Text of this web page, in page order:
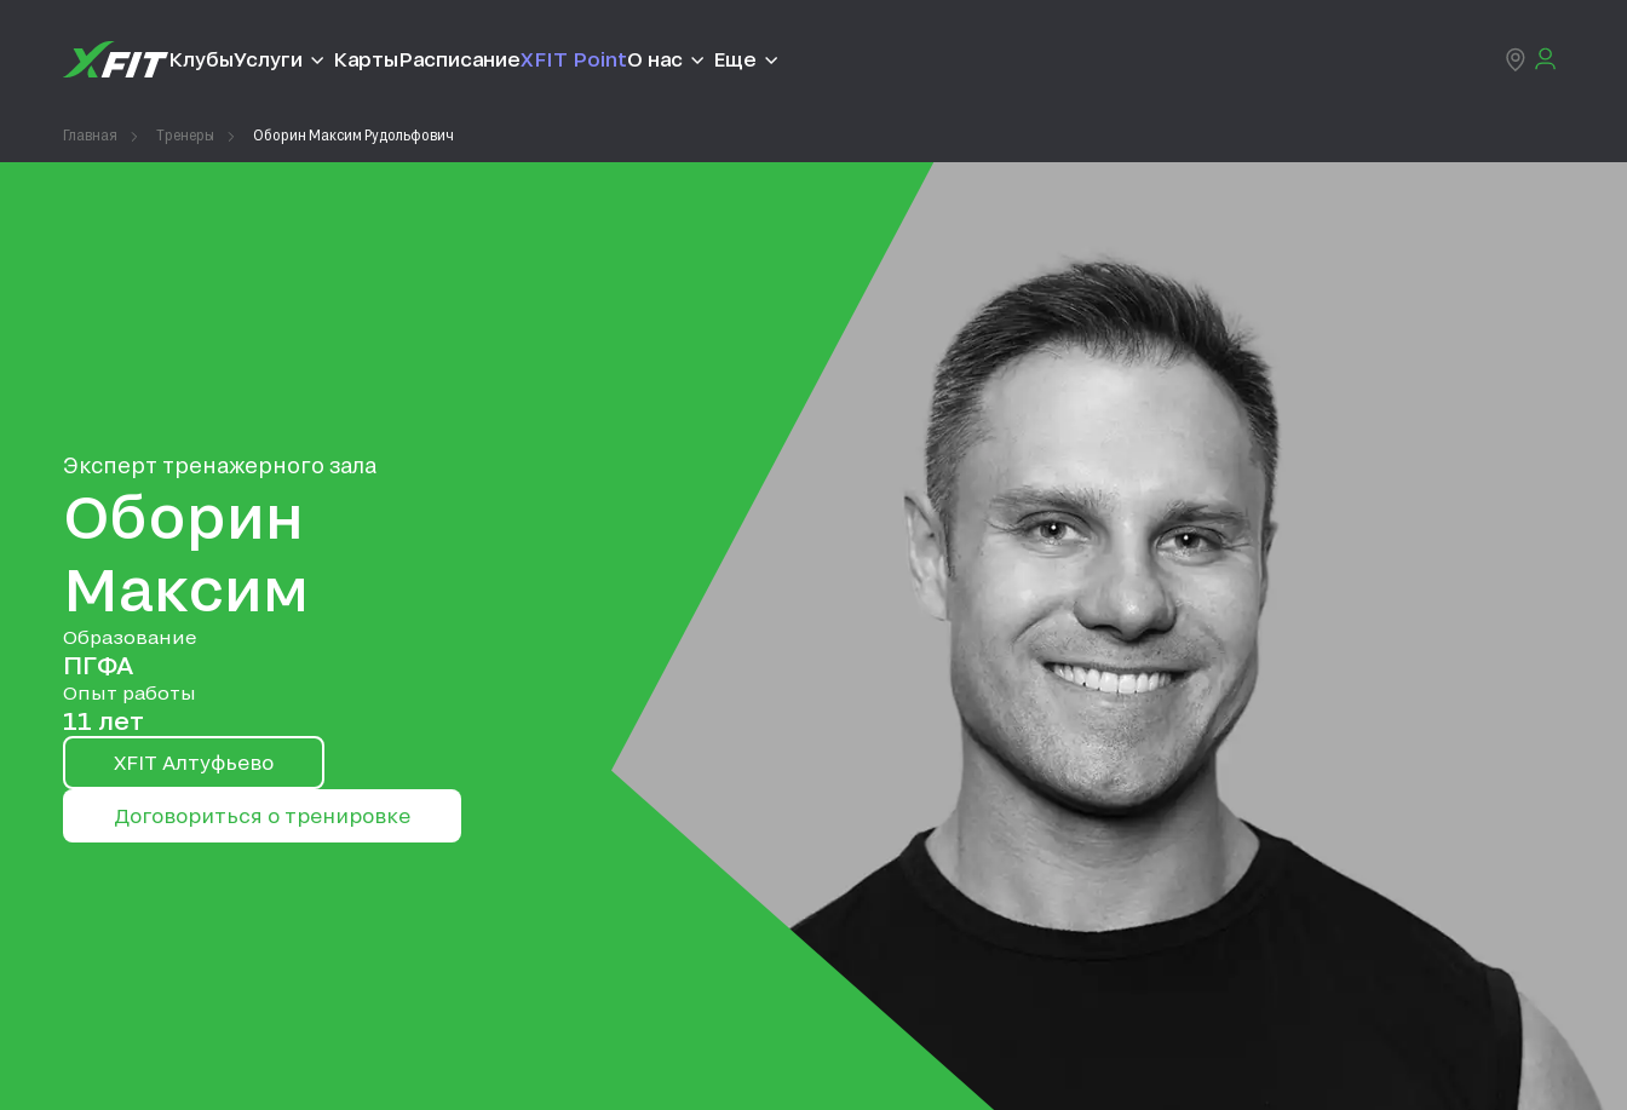
КлубыУслуги КартыРасписаниеXFIT PointО нас Еще
Главная Тренеры Оборин Максим Рудольфович
Эксперт тренажерного зала
Оборин
Максим
Образование
ПГФА
Опыт работы
11 лет
XFIT Алтуфьево
Договориться о тренировке